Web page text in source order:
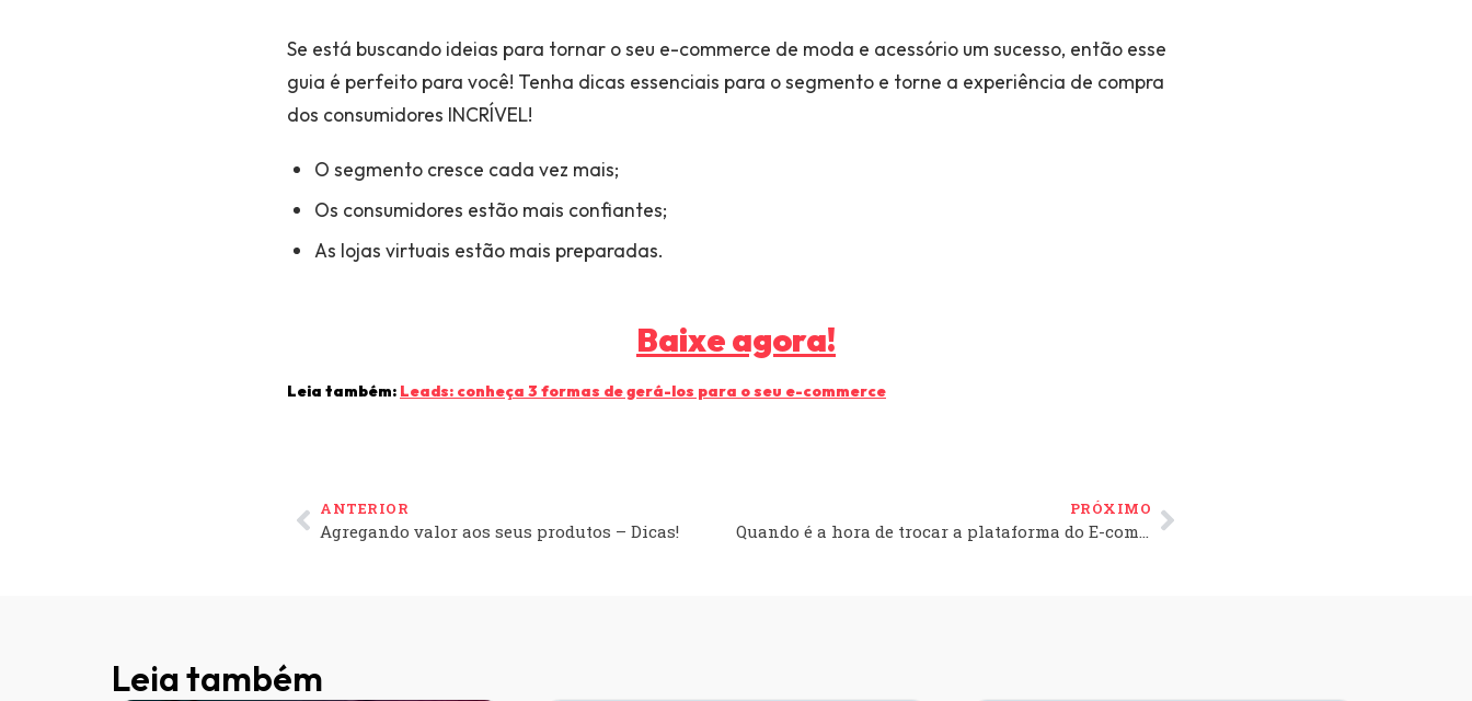
Se está buscando ideias para tornar o seu e-commerce de moda e acessório um sucesso, então esse
guia é perfeito para você! Tenha dicas essenciais para o segmento e torne a experiência de compra
dos consumidores INCRÍVEL!
O segmento cresce cada vez mais;
Os consumidores estão mais confiantes;
As lojas virtuais estão mais preparadas.
Baixe agora!
Leia também: Leads: conheça 3 formas de gerá-los para o seu e-commerce
ANTERIOR
Agregando valor aos seus produtos – Dicas!
PRÓXIMO
Leia também